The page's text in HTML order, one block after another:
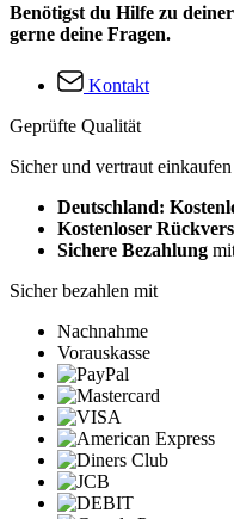
Benötigst du Hilfe zu
gerne deine Fragen.
Kontakt
Geprüfte Qualität
Sicher und vertraut einkaufen
Deutschland:
Kostenloser
Sichere Bezahlung
Sicher bezahlen mit
Nachnahme
Vorauskasse